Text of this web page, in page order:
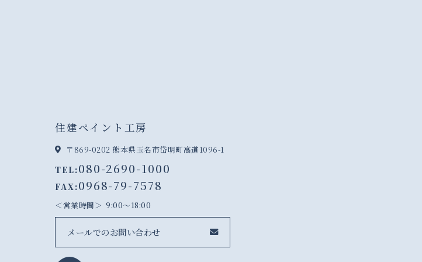
住建ペイント工房
〒869-0202 熊本県玉名市岱明町高道1096-1
TEL:080-2690-1000
FAX:0968-79-7578
営業時間 9:00～18:00
メールでのお問い合わせ